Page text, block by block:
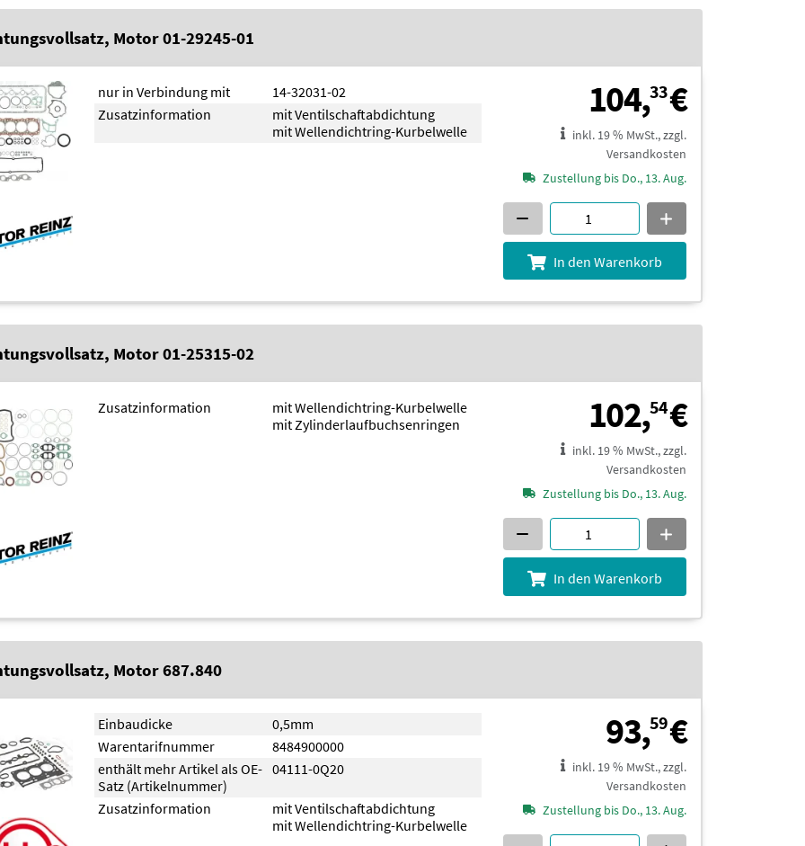
Motor 01-29245-01
nur in Verbindung mit
14-32031-02
Zusatzinformation
mit Ventilschaftabdichtung
mit Wellendichtring-Kurbelwelle
104,33€104,33 €
inkl. 19 % MwSt., zzgl.
Versandkosten
Zustellung bis Do., 13. Aug.
In den Warenkorb
Motor 01-25315-02
Zusatzinformation
mit Wellendichtring-Kurbelwelle
mit Zylinderlaufbuchsenringen
102,54€102,54 €
inkl. 19 % MwSt., zzgl.
Versandkosten
Zustellung bis Do., 13. Aug.
In den Warenkorb
Motor 687.840
Einbaudicke
0,5mm
Warentarifnummer
8484900000
enthält mehr Artikel als OE-
Satz (Artikelnummer)
04111-0Q20
Zusatzinformation
mit Ventilschaftabdichtung
mit Wellendichtring-Kurbelwelle
93,59€93,59 €
inkl. 19 % MwSt., zzgl.
Versandkosten
Zustellung bis Do., 13. Aug.